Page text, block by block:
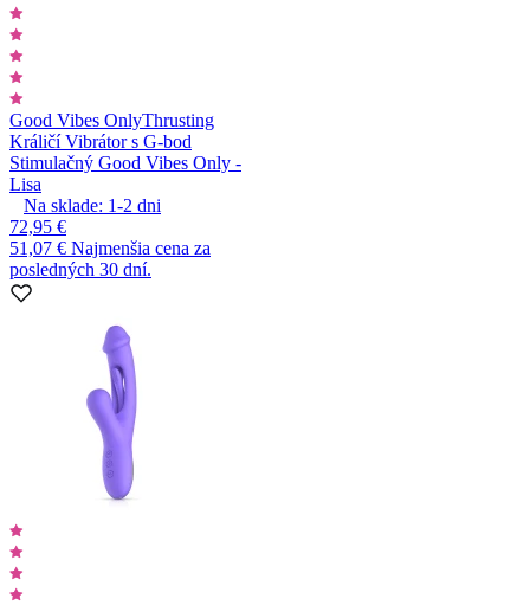
Good Vibes OnlyThrusting
Králičí Vibrátor s G-bod
Stimulačný Good Vibes Only -
Lisa
Na sklade: 1-2 dni
72,95 €
51,07 € Najmenšia cena za
posledných 30 dní.